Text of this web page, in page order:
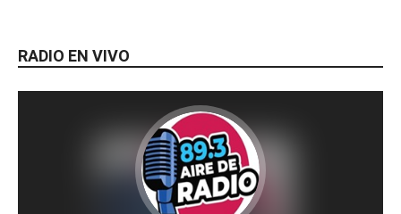
RADIO EN VIVO